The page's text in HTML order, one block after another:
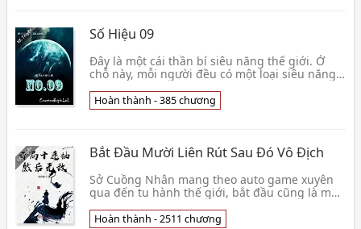
Số Hiệu 09
Đây là một cái thần bí siêu năng thế giới. Ở
chỗ này, mỗi người đều có một loại siêu năng
hiện ở cái👦 Linh Hạ Cửu Thập Độ
Hoàn thành - 385 chương
Bắt Đầu Mười Liên Rút Sau Đó Vô Địch
Sở Cuồng Nhân mang theo auto game xuyên
qua đến tu hành thế giới, bắt đầu cũng là may
đến tru👦 Lưu Phong Tiếu
Hoàn thành - 2511 chương